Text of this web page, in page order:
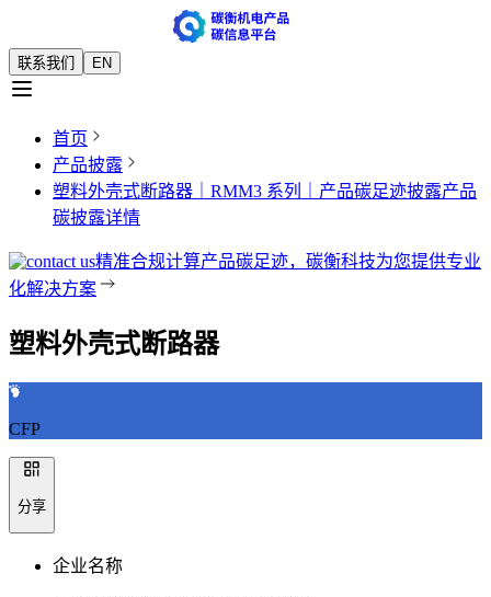
联系我们 EN
首页
产品披露
塑料外壳式断路器｜RMM3 系列｜产品碳足迹披露产品
碳披露详情
精准合规计算产品碳足迹，碳衡科技为您提供专业
化解决方案
塑料外壳式断路器
CFP
分享
企业名称